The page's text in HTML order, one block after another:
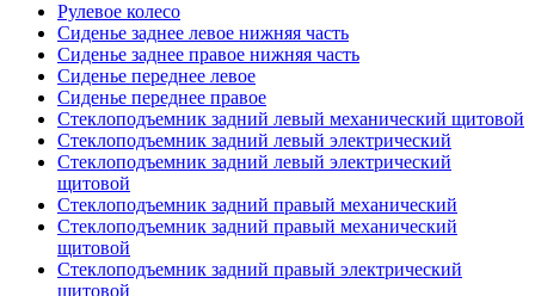
Рулевое колесо
Сиденье заднее левое нижняя часть
Сиденье заднее правое нижняя часть
Сиденье переднее левое
Сиденье переднее правое
Стеклоподъемник задний левый механический щитовой
Стеклоподъемник задний левый электрический
Стеклоподъемник задний левый электрический
щитовой
Стеклоподъемник задний правый механический
Стеклоподъемник задний правый механический
щитовой
Стеклоподъемник задний правый электрический
щитовой